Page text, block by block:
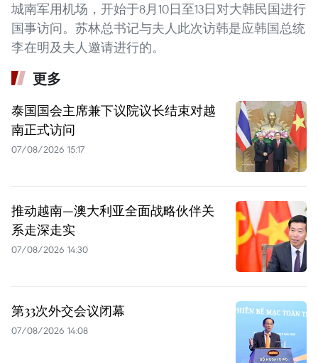
城南军用机场，开始于8月10日至13日对大韩民国进行
国事访问。苏林总书记与夫人此次访韩是应韩国总统
李在明及夫人邀请进行的。
更多
泰国国会主席兼下议院议长结束对越
南正式访问
07/08/2026 15:17
推动越南—澳大利亚全面战略伙伴关
系走深走实
07/08/2026 14:30
第33次外交会议闭幕
07/08/2026 14:08